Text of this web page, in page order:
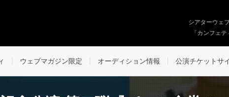
シアターウェ
「カンフェ
ウェブマガジン限定 オーディション情報 公演チケットサ